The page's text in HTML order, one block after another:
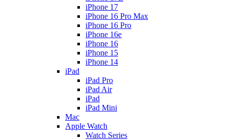
iPhone 17
iPhone 16 Pro Max
iPhone 16 Pro
iPhone 16e
iPhone 16
iPhone 15
iPhone 14
iPad
iPad Pro
iPad Air
iPad
iPad Mini
Mac
Apple Watch
Watch Series